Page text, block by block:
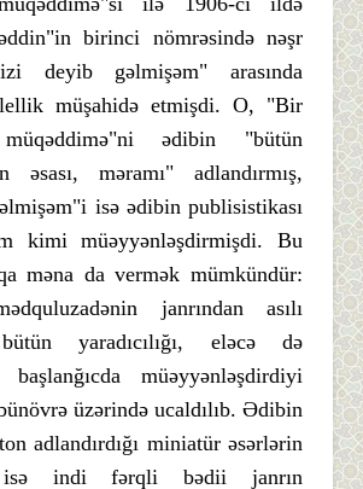
birinci nömrəsində nəşr
deyib gəlmişəm" arasında
müşahidə etmişdi. O, "Bir
ədibin "bütün
əsası, məramı" adlandırmış,
isə ədibin publisistikası
kimi müəyyənləşdirmişdi. Bu
məna da vermək mümkündür:
janrından asılı
yaradıcılığı, eləcə də
başlanğıcda müəyyənləşdirdiyi
üzərində ucaldılıb. Ədibin
adlandırdığı miniatür əsərlərin
isə indi fərqli bədii janrın